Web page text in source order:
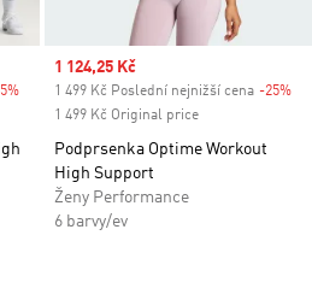
Discount
Sale price
1 124,25 Kč
1 499 Kč Poslední nejnižší cena -25%
1 499 Kč Original price
Podprsenka Optime Workout
High Support
Ženy Performance
6 barvy/ev